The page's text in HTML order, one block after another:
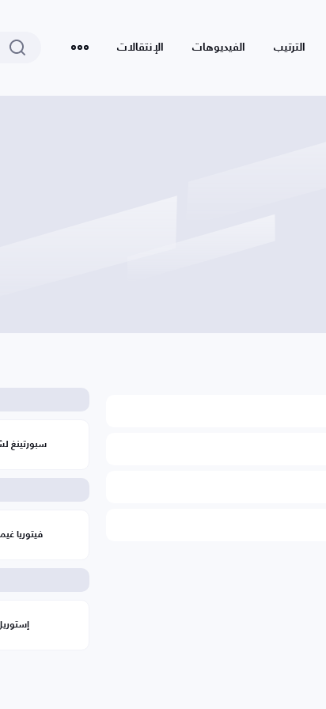
الترتيب الفيديوهات الإنتقالات
سبورتينغ
فيتوريا